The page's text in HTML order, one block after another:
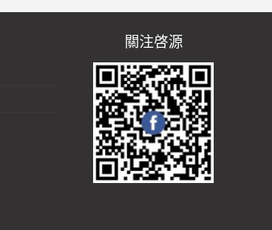
關注啓源